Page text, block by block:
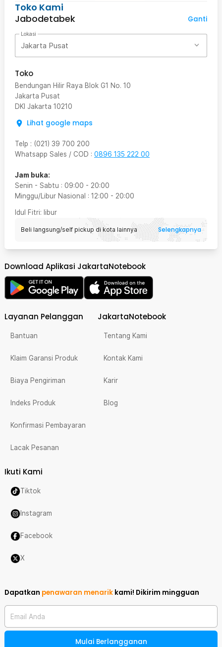
Toko Kami
Jabodetabek
Ganti
Lokasi
Jakarta Pusat
Toko
Bendungan Hilir Raya Blok G1 No. 10
Jakarta Pusat
DKI Jakarta 10210
Lihat google maps
Telp : (021) 39 700 200
Whatsapp Sales / COD : 0896 135 222 00
Jam buka:
Senin - Sabtu : 09:00 - 20:00
Minggu/Libur Nasional : 12:00 - 20:00
Idul Fitri: libur
Beli langsung/self pickup di kota lainnya Selengkapnya
Download Aplikasi JakartaNotebook
Layanan Pelanggan
Bantuan
Klaim Garansi Produk
Biaya Pengiriman
Indeks Produk
Konfirmasi Pembayaran
Lacak Pesanan
JakartaNotebook
Tentang Kami
Kontak Kami
Karir
Blog
Ikuti Kami
Tiktok
Instagram
Facebook
X
Dapatkan penawaran menarik kami! Dikirim mingguan
Email Anda
Mulai Berlangganan